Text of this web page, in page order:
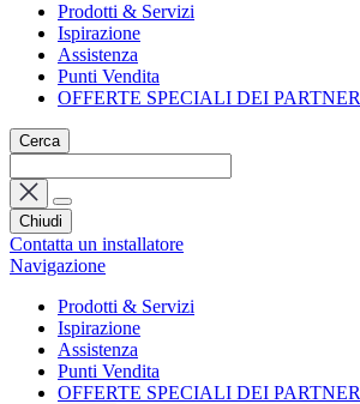
Prodotti & Servizi
Ispirazione
Assistenza
Punti Vendita
OFFERTE SPECIALI DEI PARTNER
Cerca
Chiudi
Contatta un installatore
Navigazione
Prodotti & Servizi
Ispirazione
Assistenza
Punti Vendita
OFFERTE SPECIALI DEI PARTNER